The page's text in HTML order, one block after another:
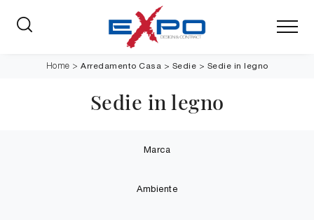
Home > Arredamento Casa > Sedie > Sedie in legno
Sedie in legno
Marca
Ambiente